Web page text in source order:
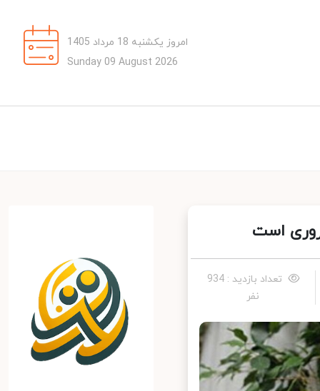
امروز یکشنبه 18 مرداد 1405
Sunday 09 August 2026
است
تعداد بازدید : 934
نفر